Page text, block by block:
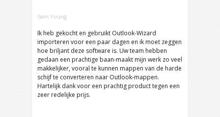
Sam Young
Ik heb gekocht en gebruikt Outlook-Wizard
importeren voor een paar dagen en ik moet zeggen
hoe briljant deze software is. Uw team hebben
gedaan een prachtige baan-maakt mijn werk zo veel
makkelijker, vooral te kunnen mappen van de harde
schijf te converteren naar Outlook-mappen.
Hartelijk dank voor een prachtig product tegen een
zeer redelijke prijs.